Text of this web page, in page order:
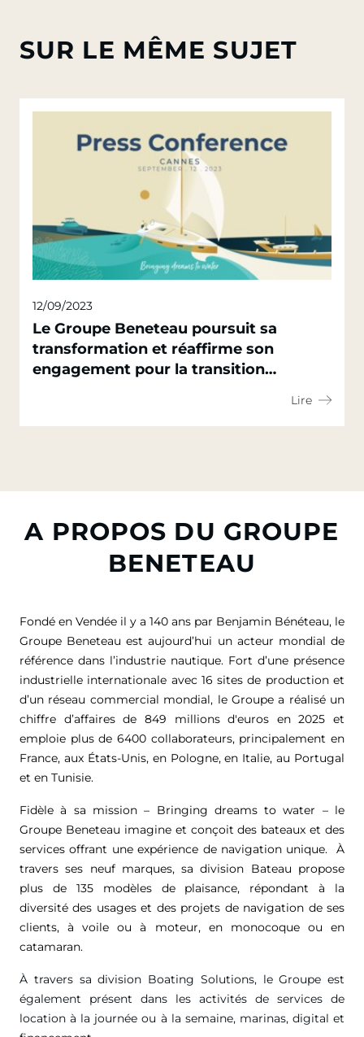
SUR LE MÊME SUJET
12/09/2023
Le Groupe Beneteau poursuit sa
transformation et réaffirme son
engagement pour la transition
Lire
A PROPOS DU GROUPE
BENETEAU
Fondé en Vendée il y a 140 ans par Benjamin Bénéteau, le
Groupe Beneteau est aujourd’hui un acteur mondial de
référence dans l’industrie nautique. Fort d’une présence
industrielle internationale avec 16 sites de production et
d’un réseau commercial mondial, le Groupe a réalisé un
chiffre d’affaires de 849 millions d'euros en 2025 et
emploie plus de 6400 collaborateurs, principalement en
France, aux États-Unis, en Pologne, en Italie, au Portugal
et en Tunisie.
Fidèle à sa mission – Bringing dreams to water – le
Groupe Beneteau imagine et conçoit des bateaux et des
services offrant une expérience de navigation unique. À
travers ses neuf marques, sa division Bateau propose
plus de 135 modèles de plaisance, répondant à la
diversité des usages et des projets de navigation de ses
clients, à voile ou à moteur, en monocoque ou en
catamaran.
À travers sa division Boating Solutions, le Groupe est
également présent dans les activités de services de
location à la journée ou à la semaine, marinas, digital et